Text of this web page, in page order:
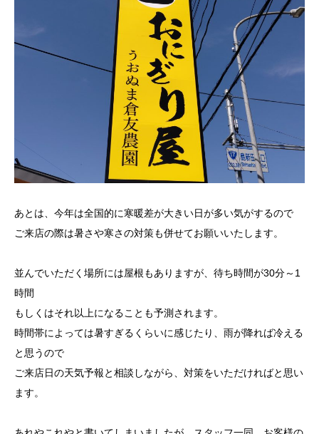
あとは、今年は全国的に寒暖差が大きい日が多い気がするので
ご来店の際は暑さや寒さの対策も併せてお願いいたします。
並んでいただく場所には屋根もありますが、待ち時間が30分～1
時間
もしくはそれ以上になることも予測されます。
時間帯によっては暑すぎるくらいに感じたり、雨が降れば冷える
と思うので
ご来店日の天気予報と相談しながら、対策をいただければと思い
ます。